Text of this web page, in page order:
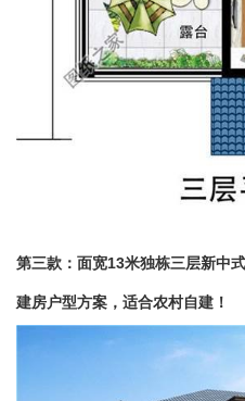
第三款：面宽13米独栋三层新中式
建房户型方案，适合农村自建！